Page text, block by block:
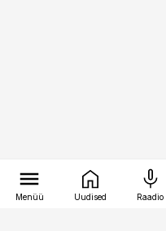
Menüü Uudised Raadio